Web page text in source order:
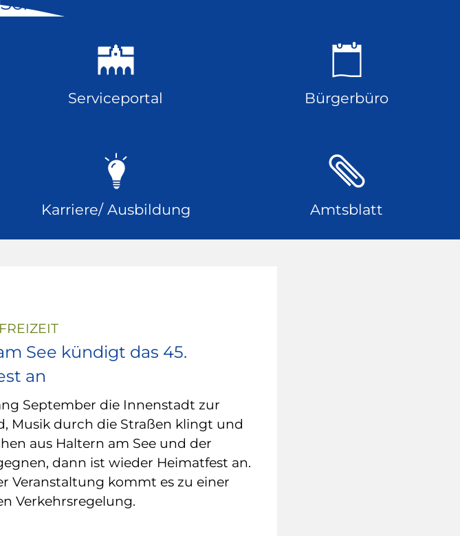
Serviceportal Bürgerbüro
Karriere/ Ausbildung Amtsblatt
See kündigt das 45.
an
September die Innenstadt zur
Musik durch die Straßen klingt und
aus Haltern am See und der
dann ist wieder Heimatfest an.
Veranstaltung kommt es zu einer
Verkehrsregelung.